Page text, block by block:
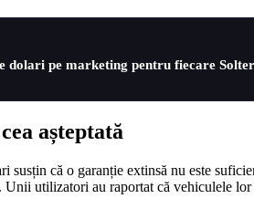
dolari pe marketing pentru fiecare
așteptată
că o garanție extinsă nu este
utilizatori au raportat că vehiculele